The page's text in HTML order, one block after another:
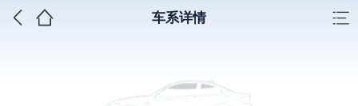
车系详情